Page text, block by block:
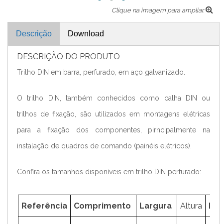
Clique na imagem para ampliar.
Descrição Download
DESCRIÇÃO DO PRODUTO
Trilho DIN em barra, perfurado, em aço galvanizado.
O trilho DIN, também conhecidos como calha DIN ou
trilhos de fixação, são utilizados em montagens elétricas
para a fixação dos componentes, pirncipalmente na
instalação de quadros de comando (painéis elétricos).
Confira os tamanhos disponíveis em trilho DIN perfurado:
Referência Comprimento Largura Altura